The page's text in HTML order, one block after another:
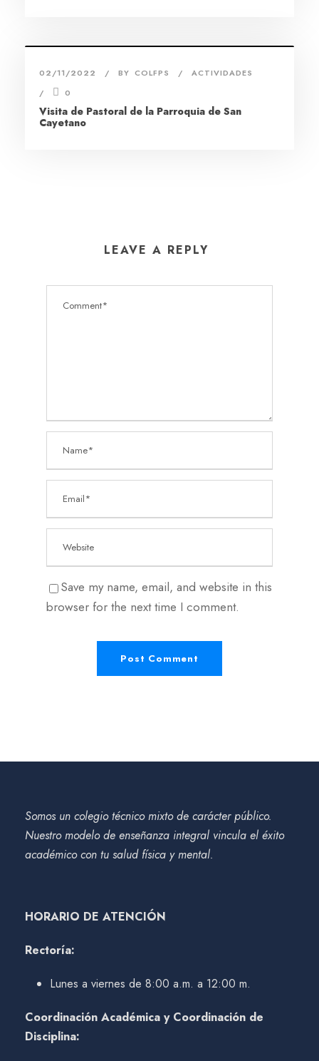
02/11/2022 BY COLFPS
ACTIVIDADES
0
Visita de Pastoral de la Parroquia de San
Cayetano
LEAVE A REPLY
Save my name, email, and website in this
browser for the next time I comment.
Somos un colegio técnico mixto de carácter público.
Nuestro modelo de enseñanza integral vincula el éxito
académico con tu salud física y mental.
HORARIO DE ATENCIÓN
Rectoría:
Lunes a viernes de 8:00 a.m. a 12:00 m.
Coordinación Académica y Coordinación de
Disciplina: